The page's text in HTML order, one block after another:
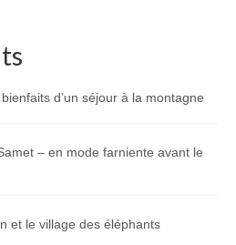
d’un séjour à la montagne
– en mode farniente avant le
et le village des éléphants